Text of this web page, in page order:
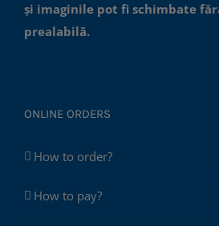
și imaginile pot fi schimbate
prealabilă.
ONLINE ORDERS
How to order?
How to pay?